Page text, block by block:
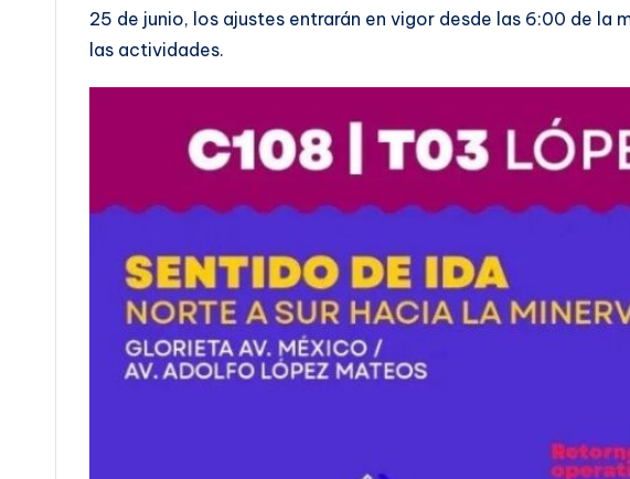
25 de junio, los ajustes entrarán en vigor desde las 6:00 de la
las actividades.